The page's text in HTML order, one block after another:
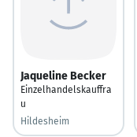
Jaqueline Becker
Einzelhandelskauffra
u
Hildesheim